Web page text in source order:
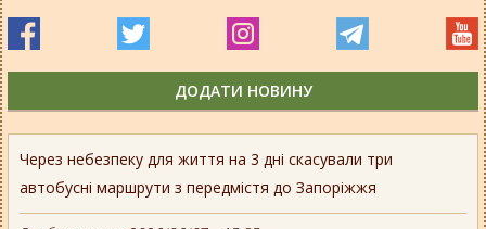
Через небезпеку для життя на 3 дні скасували три
автобусні маршрути з передмістя до Запоріжжя
ДОДАТИ НОВИНУ